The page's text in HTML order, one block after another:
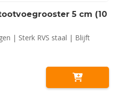
5 cm (10
| Sterk RVS staal | Blijft